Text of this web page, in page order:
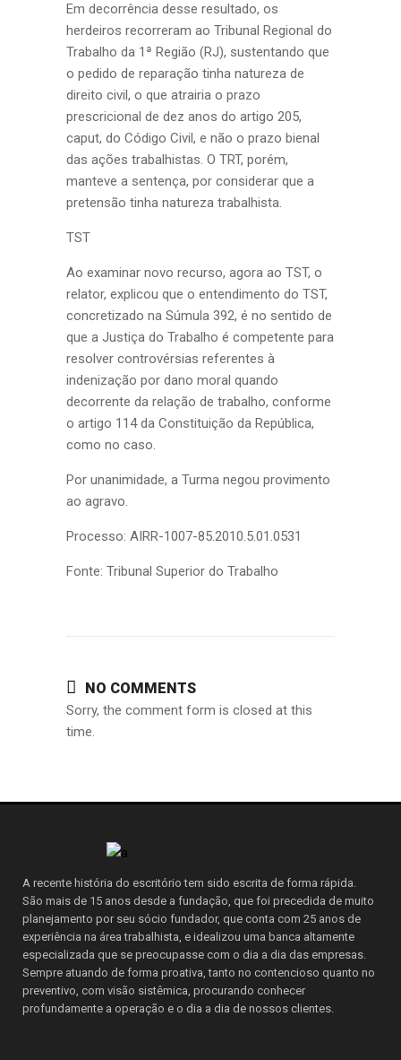
Em decorrência desse resultado, os
herdeiros recorreram ao Tribunal Regional do
Trabalho da 1ª Região (RJ), sustentando que
o pedido de reparação tinha natureza de
direito civil, o que atrairia o prazo
prescricional de dez anos do artigo 205,
caput, do Código Civil, e não o prazo bienal
das ações trabalhistas. O TRT, porém,
manteve a sentença, por considerar que a
pretensão tinha natureza trabalhista.
TST
Ao examinar novo recurso, agora ao TST, o
relator, explicou que o entendimento do TST,
concretizado na Súmula 392, é no sentido de
que a Justiça do Trabalho é competente para
resolver controvérsias referentes à
indenização por dano moral quando
decorrente da relação de trabalho, conforme
o artigo 114 da Constituição da República,
como no caso.
Por unanimidade, a Turma negou provimento
ao agravo.
Processo: AIRR-1007-85.2010.5.01.0531
Fonte: Tribunal Superior do Trabalho
NO COMMENTS
Sorry, the comment form is closed at this
time.
A recente história do escritório tem sido escrita de forma rápida.
São mais de 15 anos desde a fundação, que foi precedida de muito
planejamento por seu sócio fundador, que conta com 25 anos de
experiência na área trabalhista, e idealizou uma banca altamente
especializada que se preocupasse com o dia a dia das empresas.
Sempre atuando de forma proativa, tanto no contencioso quanto no
preventivo, com visão sistêmica, procurando conhecer
profundamente a operação e o dia a dia de nossos clientes.